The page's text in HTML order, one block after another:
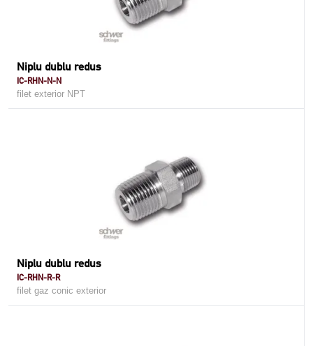
Niplu dublu redus
IC-RHN-N-N
filet exterior NPT
Niplu dublu redus
IC-RHN-R-R
filet gaz conic exterior